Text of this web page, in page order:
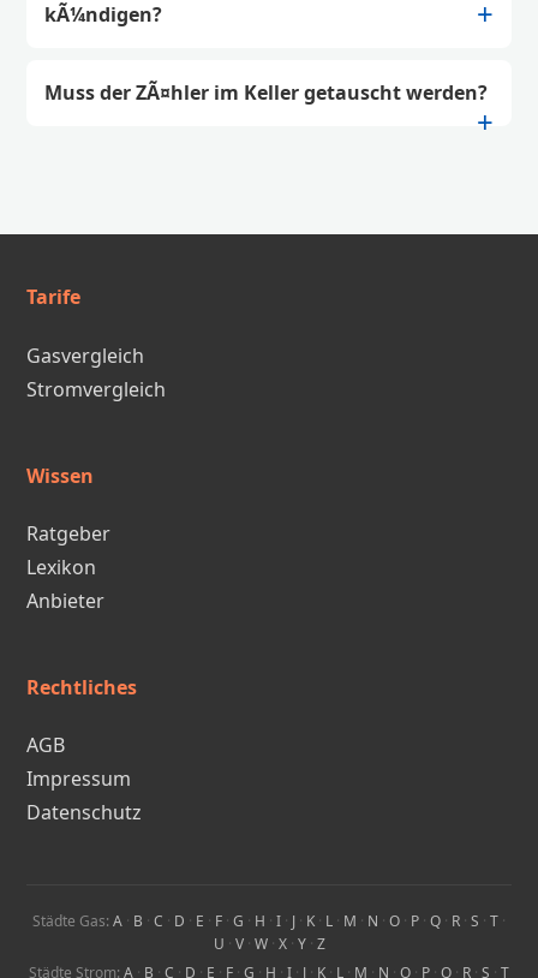
kÃ¼ndigen?
Muss der ZÃ¤hler im Keller getauscht werden?
Tarife
Gasvergleich
Stromvergleich
Wissen
Ratgeber
Lexikon
Anbieter
Rechtliches
AGB
Impressum
Datenschutz
Städte Gas: A · B · C · D · E · F · G · H · I · J · K · L · M · N · O · P · Q · R · S · T ·
U · V· W· X· Y· Z
Städte Strom: A · B · C · D · E · F · G · H · I · J · K · L · M · N · O · P · Q · R · S · T